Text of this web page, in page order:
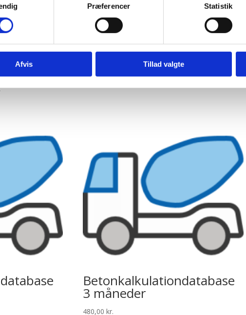
Præferencer Statistik
Afvis Tillad valgte
overenskomstens struktur
med MS-Project og kan derfor hurtigt
tidsplan udfra opdelingen i punkter.
komplicerede! Vi har valgt at holdet det simpelt.
Betonkalkulationdatabase
3 måneder
480,00 kr.